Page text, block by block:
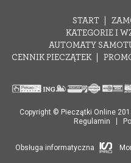
START
KATEGORIE I
AUTOMATY
CENNIK PIECZĄTEK
Copyright © Pieczątki Online
Regulamin
Obsługa informatyczna